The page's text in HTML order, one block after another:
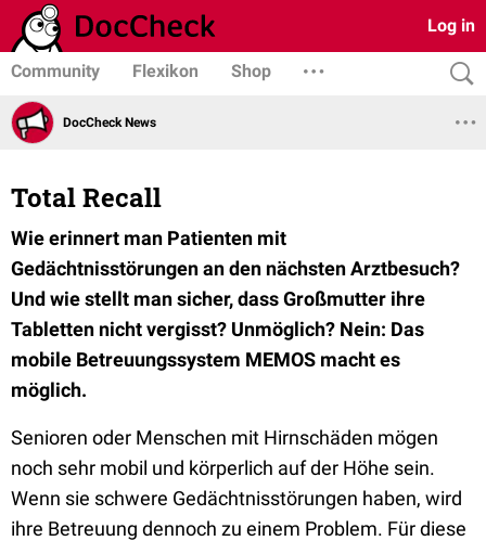
Log in
Community Flexikon Shop
DocCheck News
Total Recall
Wie erinnert man Patienten mit
Gedächtnisstörungen an den nächsten Arztbesuch?
Und wie stellt man sicher, dass Großmutter ihre
Tabletten nicht vergisst? Unmöglich? Nein: Das
mobile Betreuungssystem MEMOS macht es
möglich.
Senioren oder Menschen mit Hirnschäden mögen
noch sehr mobil und körperlich auf der Höhe sein.
Wenn sie schwere Gedächtnisstörungen haben, wird
ihre Betreuung dennoch zu einem Problem. Für diese